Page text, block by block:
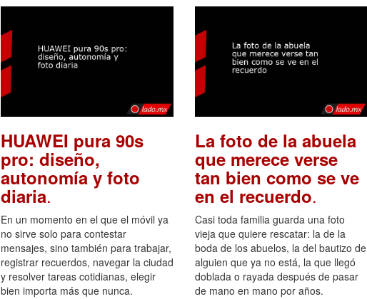
HUAWEI pura 90s
pro: diseño,
autonomía y foto
diaria.
En un momento en el que el móvil ya
no sirve solo para contestar
mensajes, sino también para trabajar,
registrar recuerdos, navegar la ciudad
y resolver tareas cotidianas, elegir
bien importa más que nunca.
La foto de la abuela
que merece verse
tan bien como se ve
en el recuerdo.
Casi toda familia guarda una foto
vieja que quiere rescatar: la de la
boda de los abuelos, la del bautizo de
alguien que ya no está, la que llegó
doblada o rayada después de pasar
de mano en mano por años.